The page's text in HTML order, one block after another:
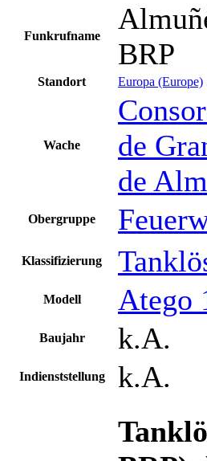
Funkrufname
BRP
Standort Europa (Europe)
Wache
de
de
Obergruppe
Klassifizierung
Modell Atego
Baujahr k.A.
Indienststellung
k.A.